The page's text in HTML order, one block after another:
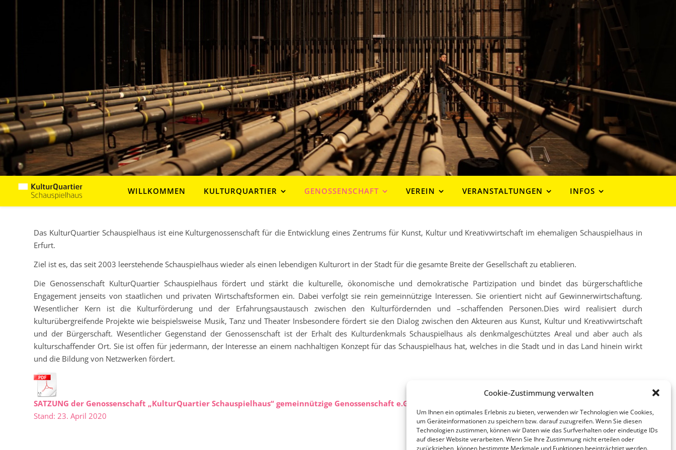
Cookie-Zustimmung verwalten
Um Ihnen ein optimales Erlebnis zu bieten, verwenden wir Technologien wie Cookies,
um Geräteinformationen zu speichern bzw. darauf zuzugreifen. Wenn Sie diesen
Technologien zustimmen, können wir Daten wie das Surfverhalten oder eindeutige IDs
auf dieser Website verarbeiten. Wenn Sie Ihre Zustimmung nicht erteilen oder
zurückziehen, können bestimmte Merkmale und Funktionen beeinträchtigt werden.
WILLKOMMEN KULTURQUARTIER GENOSSENSCHAFT VEREIN VERANSTALTUNGEN INFOS
Das KulturQuartier Schauspielhaus ist eine Kulturgenossenschaft für die Entwicklung eines Zentrums für Kunst, Kultur und Kreativwirtschaft im ehemaligen Schauspielhaus in
Erfurt.
Ziel ist es, das seit 2003 leerstehende Schauspielhaus wieder als einen lebendigen Kulturort in der Stadt für die gesamte Breite der Gesellschaft zu etablieren.
Die Genossenschaft KulturQuartier Schauspielhaus fördert und stärkt die kulturelle, ökonomische und demokratische Partizipation und bindet das bürgerschaftliche
Engagement jenseits von staatlichen und privaten Wirtschaftsformen ein. Dabei verfolgt sie rein gemeinnützige Interessen. Sie orientiert nicht auf Gewinnerwirtschaftung.
Wesentlicher Kern ist die Kulturförderung und der Erfahrungsaustausch zwischen den Kulturfördernden und –schaffenden Personen.Dies wird realisiert durch
kulturübergreifende Projekte wie beispielsweise Musik, Tanz und Theater Insbesondere fördert sie den Dialog zwischen den Akteuren aus Kunst, Kultur und Kreativwirtschaft
und der Bürgerschaft. Wesentlicher Gegenstand der Genossenschaft ist der Erhalt des Kulturdenkmals Schauspielhaus als denkmalgeschütztes Areal und aber auch als
kulturschaffender Ort. Sie ist offen für jedermann, der Interesse an einem nachhaltigen Konzept für das Schauspielhaus hat, welches in die Stadt und in das Land hinein wirkt
und die Bildung von Netzwerken fördert.
SATZUNG der Genossenschaft „KulturQuartier Schauspielhaus“ gemeinnützige Genossenschaft e.G.
Stand: 23. April 2020